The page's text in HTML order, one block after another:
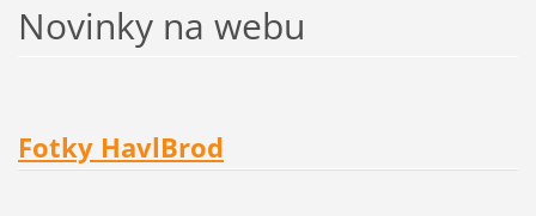
Novinky na webu
Fotky HavlBrod